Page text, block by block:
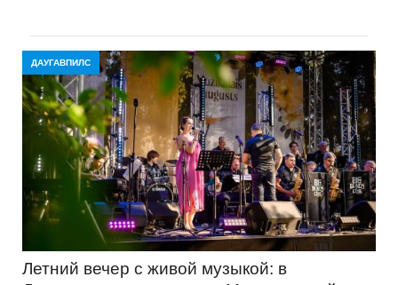
ДАУГАВПИЛС
Летний вечер с живой музыкой: в